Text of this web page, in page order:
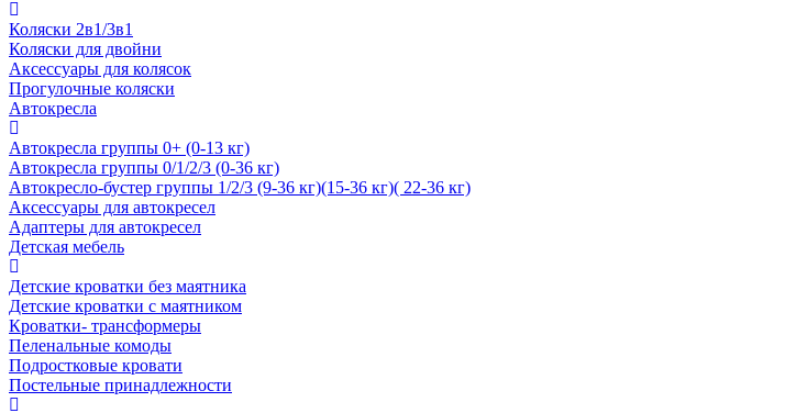
Коляски 2в1/3в1
Коляски для двойни
Аксессуары для колясок
Прогулочные коляски
Автокресла
Автокресла группы 0+ (0-13 кг)
Автокресла группы 0/1/2/3 (0-36 кг)
Автокресло-бустер группы 1/2/3 (9-36 кг)(15-36 кг)( 22-36 кг)
Аксессуары для автокресел
Адаптеры для автокресел
Детская мебель
Детские кроватки без маятника
Детские кроватки с маятником
Кроватки- трансформеры
Пеленальные комоды
Подростковые кровати
Постельные принадлежности